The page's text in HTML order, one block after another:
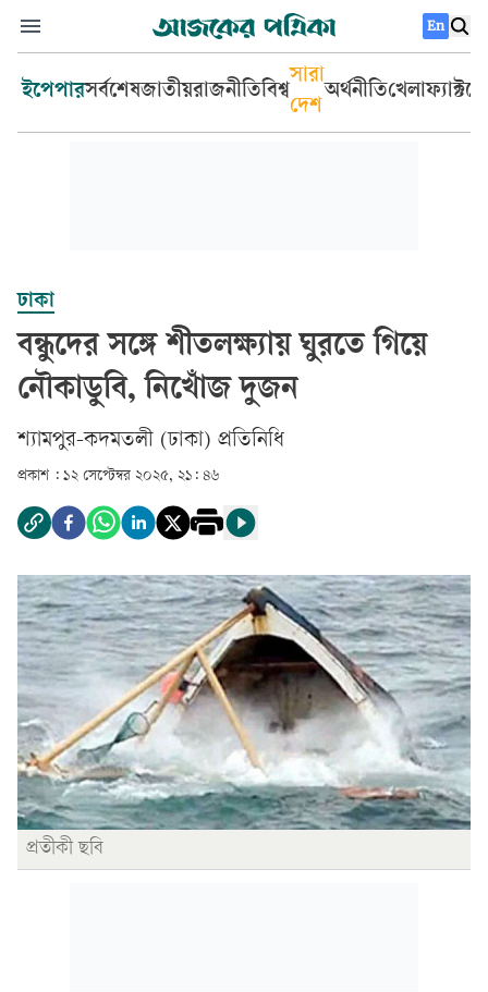
En
ইপেপারসর্বশেষজাতীয়রাজনীতিবিশ্ব
সারা
দেশ
অর্থনীতিখেলা
ঢাকা
বন্ধুদের সঙ্গে শীতলক্ষ্যায় ঘুরতে গিয়ে
নৌকাডুবি, নিখোঁজ দুজন
শ্যামপুর-কদমতলী (ঢাকা) প্রতিনিধি
প্রকাশ : ১২ সেপ্টেম্বর ২০২৫, ২১: ৪৬
প্রতীকী ছবি